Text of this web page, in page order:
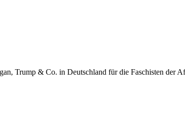
Trump & Co. in Deutschland für die Faschisten der